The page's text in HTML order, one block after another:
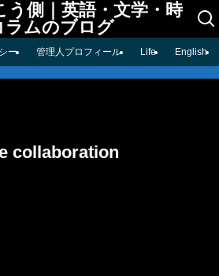
う側｜英語・文学・時
ラムのブログ
ー 管理人プロフィール Life English
collaboration